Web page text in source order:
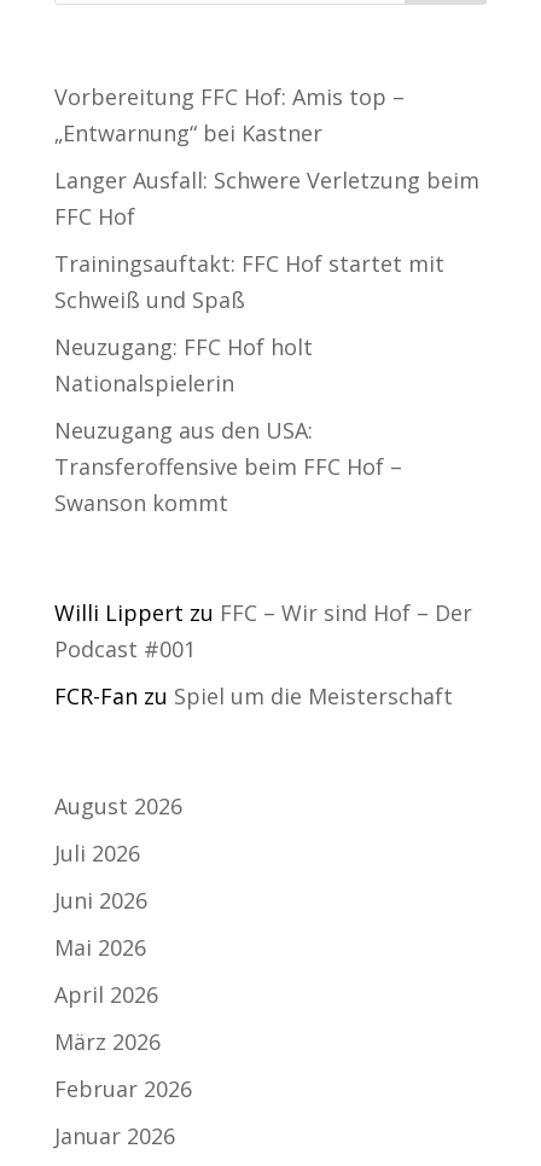
Vorbereitung FFC Hof: Amis top –
„Entwarnung“ bei Kastner
Langer Ausfall: Schwere Verletzung beim
FFC Hof
Trainingsauftakt: FFC Hof startet mit
Schweiß und Spaß
Neuzugang: FFC Hof holt
Nationalspielerin
Neuzugang aus den USA:
Transferoffensive beim FFC Hof –
Swanson kommt
Willi Lippert zu FFC – Wir sind Hof – Der
Podcast #001
FCR-Fan zu Spiel um die Meisterschaft
August 2026
Juli 2026
Juni 2026
Mai 2026
April 2026
März 2026
Februar 2026
Januar 2026